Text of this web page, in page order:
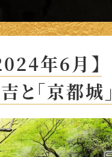
年6月】
と「京都城」